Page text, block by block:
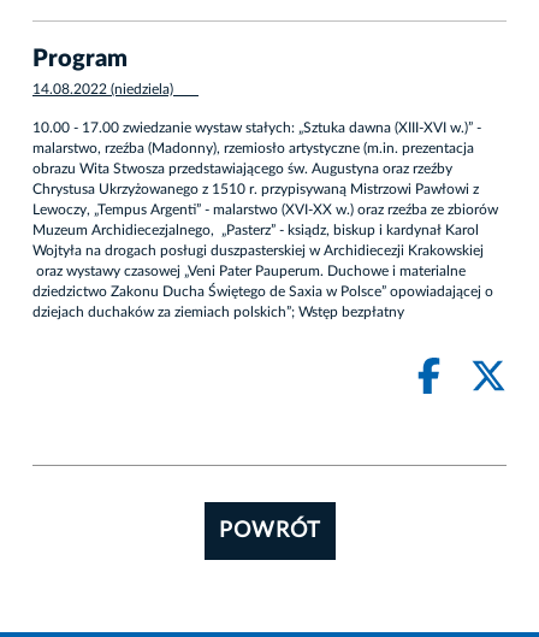
Program
14.08.2022 (niedziela)
10.00 - 17.00 zwiedzanie wystaw stałych: „Sztuka dawna (XIII-XVI w.)” -
malarstwo, rzeźba (Madonny), rzemiosło artystyczne (m.in. prezentacja
obrazu Wita Stwosza przedstawiającego św. Augustyna oraz rzeźby
Chrystusa Ukrzyżowanego z 1510 r. przypisywaną Mistrzowi Pawłowi z
Lewoczy, „Tempus Argenti” - malarstwo (XVI-XX w.) oraz rzeźba ze zbiorów
Muzeum Archidiecezjalnego, „Pasterz” - ksiądz, biskup i kardynał Karol
Wojtyła na drogach posługi duszpasterskiej w Archidiecezji Krakowskiej
oraz wystawy czasowej „Veni Pater Pauperum. Duchowe i materialne
dziedzictwo Zakonu Ducha Świętego de Saxia w Polsce” opowiadającej o
dziejach duchaków za ziemiach polskich”; Wstęp bezpłatny
POWRÓT